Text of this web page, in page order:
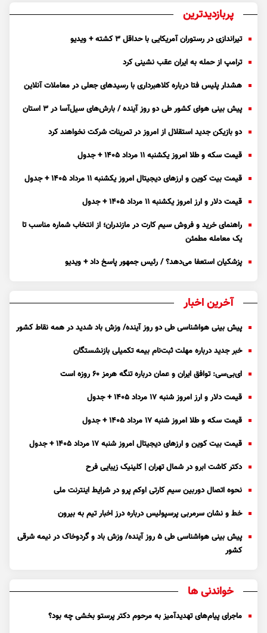
پربازدیدترین
تیراندازی در رستوران آمریکایی با حداقل ۳ کشته + ویدیو
ترامپ از حمله به ایران عقب نشینی کرد
هشدار پلیس فتا درباره کلاهبرداری با رسید‌های جعلی در معاملات آنلاین
پیش بینی هوای کشور طی دو روز آینده / بارش‌های سیل‌آسا در ۳ استان
دو بازیکن جدید استقلال از امروز در تمرینات شرکت نخواهند کرد
قیمت سکه و طلا امروز یکشنبه ۱۱ مرداد ۱۴۰۵ + جدول
قیمت بیت کوین و ارز‌های دیجیتال امروز یکشنبه ۱۱ مرداد ۱۴۰۵ + جدول
قیمت دلار و ارز امروز یکشنبه ۱۱ مرداد ۱۴۰۵ + جدول
راهنمای خرید و فروش سیم کارت در مازندران؛ از انتخاب شماره مناسب تا
یک معامله مطمئن
پزشکیان استعفا می‌دهد؟ / رئیس جمهور پاسخ داد + ویدیو
آخرین اخبار
پیش بینی هواشناسی طی دو روز آینده/ وزش باد شدید در همه نقاط کشور
خبر جدید درباره مهلت ثبت‌نام بیمه تکمیلی بازنشستگان
ای‌بی‌سی: توافق ایران و عمان درباره تنگه هرمز ۶۰ روزه است
قیمت دلار و ارز امروز شنبه ۱۷ مرداد ۱۴۰۵ + جدول
قیمت سکه و طلا امروز شنبه ۱۷ مرداد ۱۴۰۵ + جدول
قیمت بیت کوین و ارز‌های دیجیتال امروز شنبه ۱۷ مرداد ۱۴۰۵ + جدول
دکتر کاشت ابرو در شمال تهران | کلینیک زیبایی فرح
نحوه اتصال دوربین سیم کارتی اوکم پرو در شرایط اینترنت ملی
خط و نشان سرمربی پرسپولیس درباره درز اخبار تیم به بیرون
پیش بینی هواشناسی طی ۵ روز آینده/ وزش باد و گردوخاک در نیمه شرقی
کشور
خواندنی ها
ماجرای پیام‌های تهدیدآمیز به مرحوم دکتر پرستو بخشی چه بود؟